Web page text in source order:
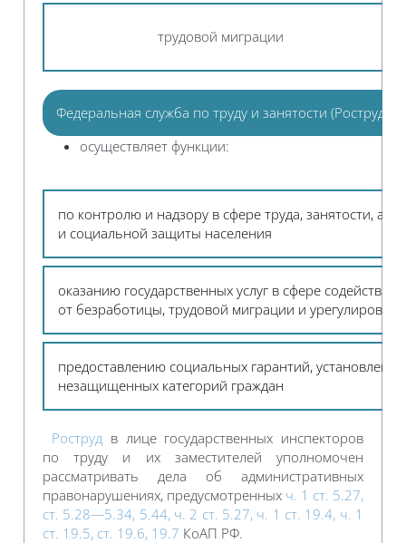
трудовой миграции
Федеральная служба по труду и занятости (Роструд)
осуществляет функции:
по контролю и надзору в сфере труда, занятости,
и социальной защиты населения
оказанию государственных услуг в сфере
от безработицы, трудовой миграции и
предоставлению социальных гарантий,
незащищенных категорий граждан
Роструд в лице государственных инспекторов
по труду и их заместителей уполномочен
рассматривать дела об административных
правонарушениях, предусмотренных ч. 1 ст. 5.27,
ст. 5.28—5.34, 5.44, ч. 2 ст. 5.27, ч. 1 ст. 19.4, ч. 1
ст. 19.5, ст. 19.6, 19.7 КоАП РФ.